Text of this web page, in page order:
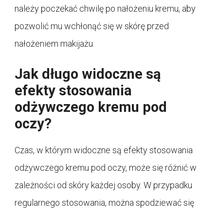
należy poczekać chwilę po nałożeniu kremu, aby
pozwolić mu wchłonąć się w skórę przed
nałożeniem makijażu.
Jak długo widoczne są
efekty stosowania
odżywczego kremu pod
oczy?
Czas, w którym widoczne są efekty stosowania
odżywczego kremu pod oczy, może się różnić w
zależności od skóry każdej osoby. W przypadku
regularnego stosowania, można spodziewać się